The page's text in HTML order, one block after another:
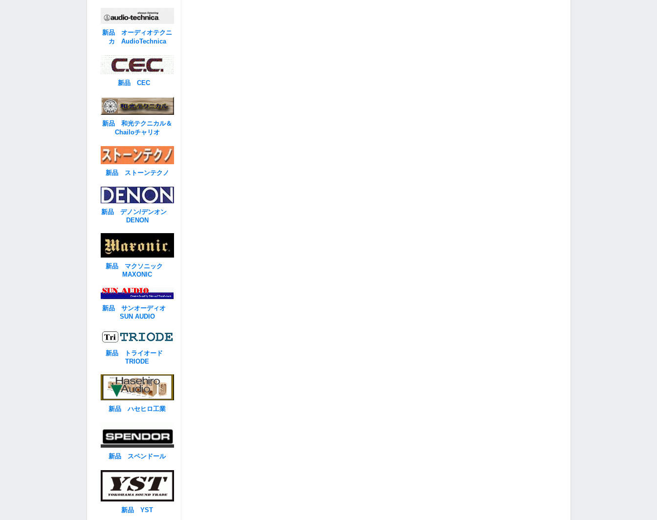
新品 オーディオテクニ
カ AudioTechnica
新品 CEC
新品 和光テクニカル＆
Chailoチャリオ
新品 ストーンテクノ
新品 デノン/デンオン
DENON
新品 マクソニック
MAXONIC
新品 サンオーディオ
SUN AUDIO
新品 トライオード
TRIODE
新品 ハセヒロ工業
新品 スペンドール
新品 YST